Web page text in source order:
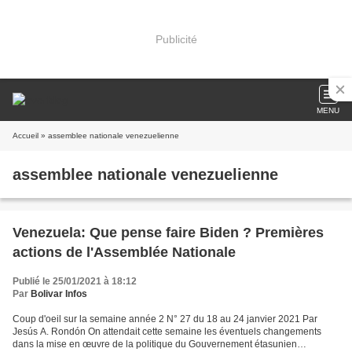
Publicité
MENU
Accueil » assemblee nationale venezuelienne
assemblee nationale venezuelienne
Venezuela: Que pense faire Biden ? Premières
actions de l'Assemblée Nationale
Publié le 25/01/2021 à 18:12
Par Bolivar Infos
Coup d'oeil sur la semaine année 2 N° 27 du 18 au 24 janvier 2021 Par
Jesús A. Rondón On attendait cette semaine les éventuels changements
dans la mise en œuvre de la politique du Gouvernement étasunien